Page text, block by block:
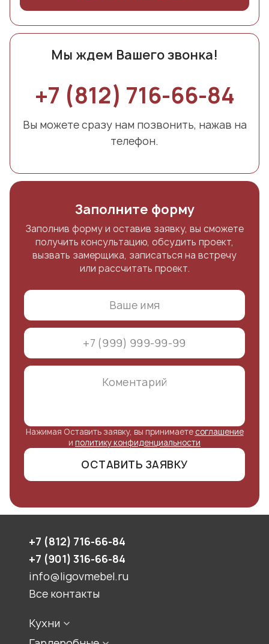
Мы ждем Вашего звонка!
+7 (812) 716-66-84
Вы можете сразу нам позвонить, нажав на
телефон.
Заполните форму
Заполнив форму и оставив заявку, вы сможете
получить консультацию, обсудить проект,
вызвать замерщика, записаться на встречу
или рассчитать проект.
Нажимая Оставить заявку, вы принимаете соглашение
и политику конфиденциальности
ОСТАВИТЬ ЗАЯВКУ
+7 (812) 716-66-84
+7 (901) 316-66-84
info@ligovmebel.ru
Все контакты
Кухни
Стили кухонь